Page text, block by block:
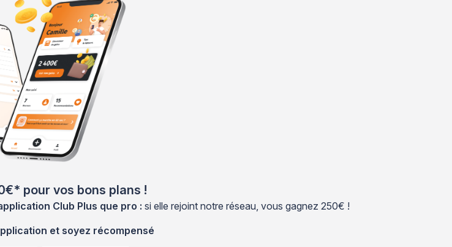
pour vos bons plans !
Club Plus que pro : si elle rejoint notre réseau, vous gagnez 250€ !
et soyez récompensé